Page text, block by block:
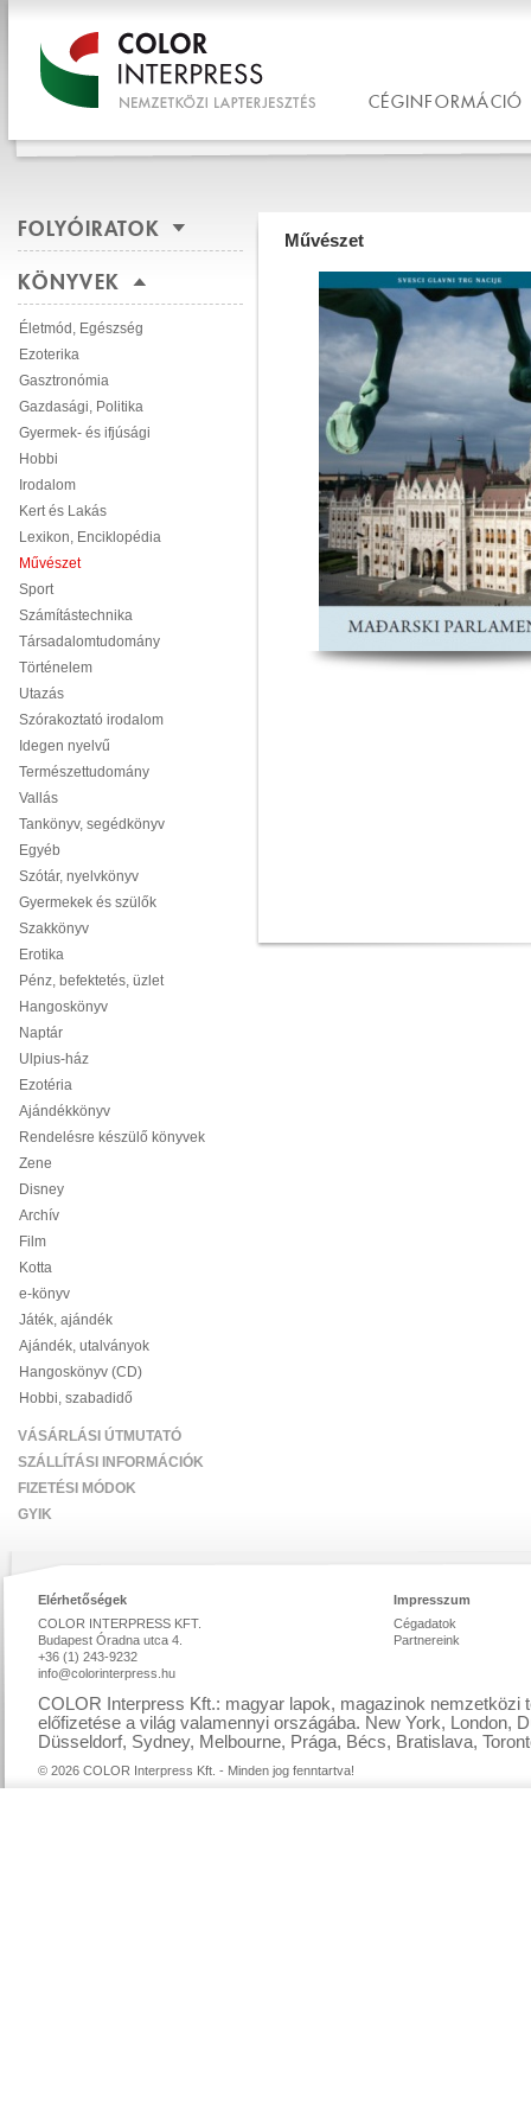
CÉGINFORMÁCIÓ
FOLYÓIRATOK
KÖNYVEK
Életmód, Egészség
Ezoterika
Gasztronómia
Gazdasági, Politika
Gyermek- és ifjúsági
Hobbi
Irodalom
Kert és Lakás
Lexikon, Enciklopédia
Művészet
Sport
Számítástechnika
Társadalomtudomány
Történelem
Utazás
Szórakoztató irodalom
Idegen nyelvű
Természettudomány
Vallás
Tankönyv, segédkönyv
Egyéb
Szótár, nyelvkönyv
Gyermekek és szülők
Szakkönyv
Erotika
Pénz, befektetés, üzlet
Hangoskönyv
Naptár
Ulpius-ház
Ezotéria
Ajándékkönyv
Rendelésre készülő könyvek
Zene
Disney
Archív
Film
Kotta
e-könyv
Játék, ajándék
Ajándék, utalványok
Hangoskönyv (CD)
Hobbi, szabadidő
VÁSÁRLÁSI ÚTMUTATÓ
SZÁLLÍTÁSI INFORMÁCIÓK
FIZETÉSI MÓDOK
GYIK
Művészet
Elérhetőségek
COLOR INTERPRESS KFT.
Budapest Óradna utca 4.
+36 (1) 243-9232
info@colorinterpress.hu
Impresszum
Cégadatok
Partnereink
COLOR Interpress Kft.: magyar lapok, magazinok nemzetközi
előfizetése a világ valamennyi országába. New York, London,
Düsseldorf, Sydney, Melbourne, Prága, Bécs, Bratislava,
© 2026 COLOR Interpress Kft. - Minden jog fenntartva!